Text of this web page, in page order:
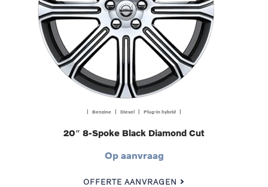
| Benzine | Diesel | Plug-in hybrid |
20″ 8-Spoke Black Diamond Cut
Op aanvraag
OFFERTE AANVRAGEN